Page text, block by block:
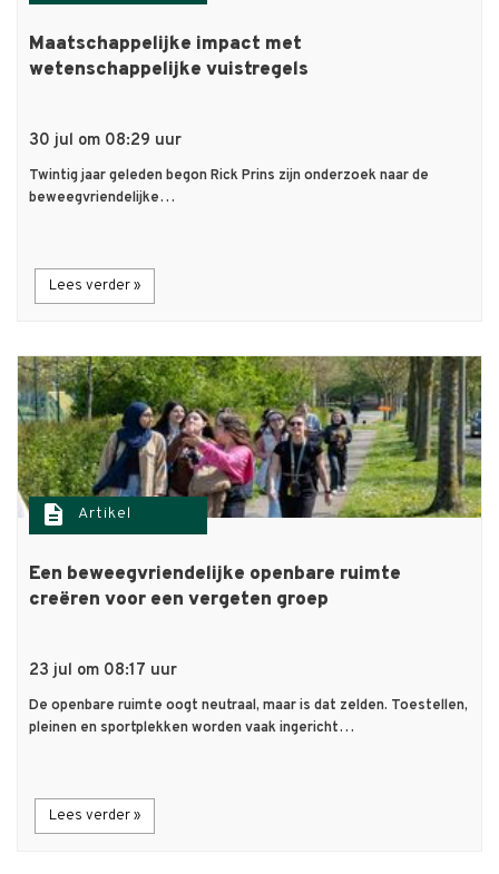
Maatschappelijke impact met
wetenschappelijke vuistregels
30 jul om 08:29 uur
Twintig jaar geleden begon Rick Prins zijn onderzoek naar de
beweegvriendelijke…
Lees verder »
description Artikel
Een beweegvriendelijke openbare ruimte
creëren voor een vergeten groep
23 jul om 08:17 uur
De openbare ruimte oogt neutraal, maar is dat zelden. Toestellen,
pleinen en sportplekken worden vaak ingericht…
Lees verder »